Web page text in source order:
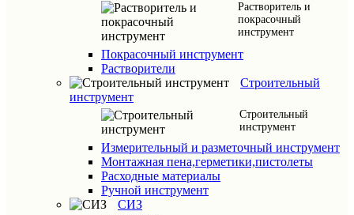
Растворитель и
покрасочный
инструмент
Покрасочный инструмент
Растворители
Строительный
инструмент
Строительный
инструмент
Измерительный и разметочный инструмент
Монтажная пена,герметики,пистолеты
Расходные материалы
Ручной инструмент
СИЗ